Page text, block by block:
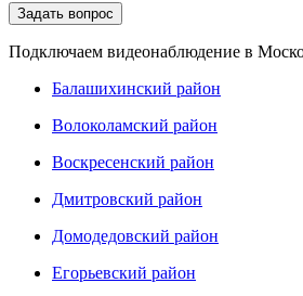
Подключаем видеонаблюдение в
Балашихинский район
Волоколамский район
Воскресенский район
Дмитровский район
Домодедовский район
Егорьевский район